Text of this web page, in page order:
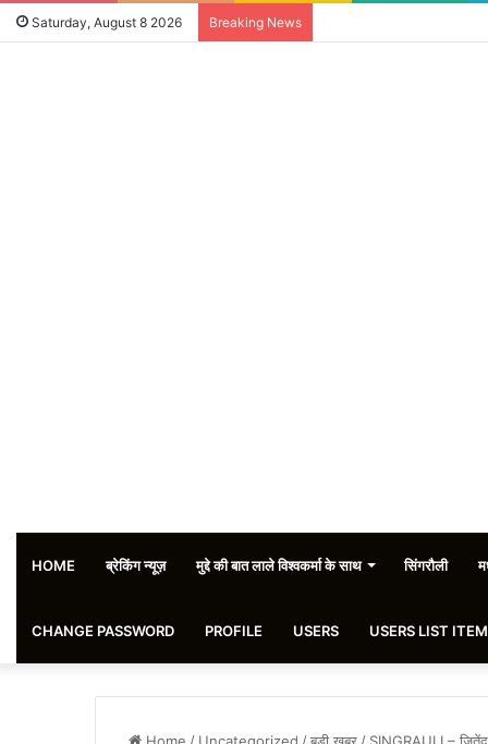
Saturday, August 8 2026 Breaking News
HOME ब्रेकिंग न्यूज़ मुद्दे की बात लाले विश्वकर्मा के साथ सिंगरौली
CHANGE PASSWORD PROFILE USERS USERS LIST ITEM